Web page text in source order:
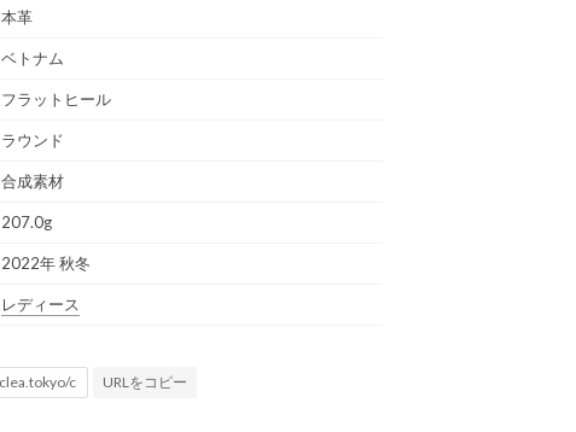
本革
ベトナム
フラットヒール
ラウンド
合成素材
207.0g
2022年 秋冬
レディース
URLをコピー